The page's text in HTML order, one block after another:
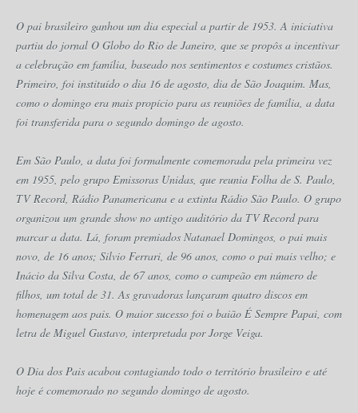
O pai brasileiro ganhou um dia especial a partir de 1953. A iniciativa
partiu do jornal O Globo do Rio de Janeiro, que se propôs a incentivar
a celebração em família, baseado nos sentimentos e costumes cristãos.
Primeiro, foi instituído o dia 16 de agosto, dia de São Joaquim. Mas,
como o domingo era mais propício para as reuniões de família, a data
foi transferida para o segundo domingo de agosto.
Em São Paulo, a data foi formalmente comemorada pela primeira vez
em 1955, pelo grupo Emissoras Unidas, que reunia Folha de S. Paulo,
TV Record, Rádio Panamericana e a extinta Rádio São Paulo. O grupo
organizou um grande show no antigo auditório da TV Record para
marcar a data. Lá, foram premiados Natanael Domingos, o pai mais
novo, de 16 anos; Silvio Ferrari, de 96 anos, como o pai mais velho; e
Inácio da Silva Costa, de 67 anos, como o campeão em número de
filhos, um total de 31. As gravadoras lançaram quatro discos em
homenagem aos pais. O maior sucesso foi o baião É Sempre Papai, com
letra de Miguel Gustavo, interpretada por Jorge Veiga.
O Dia dos Pais acabou contagiando todo o território brasileiro e até
hoje é comemorado no segundo domingo de agosto.